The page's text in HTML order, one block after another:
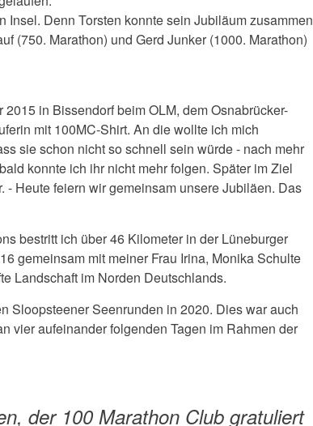
Insel. Denn Torsten konnte sein Jubiläum zusammen
(750. Marathon) und Gerd Junker (1000. Marathon)
in Bissendorf beim OLM, dem Osnabrücker-
mit 100MC-Shirt. An die wollte ich mich
sie schon nicht so schnell sein würde - nach mehr
konnte ich ihr nicht mehr folgen. Später im Ziel
- Heute feiern wir gemeinsam unsere Jubiläen. Das
bestritt ich über 46 Kilometer in der Lüneburger
gemeinsam mit meiner Frau Irina, Monika Schulte
Landschaft im Norden Deutschlands.
Sloopsteener Seenrunden in 2020. Dies war auch
vier aufeinander folgenden Tagen im Rahmen der
der 100 Marathon Club gratuliert